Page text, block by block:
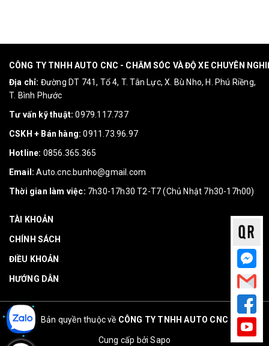
CÔNG TY TNHH AUTO CNC - CHĂM SÓC VÀ ĐỘ XE CHUYÊN
Địa chỉ: Đường DT 741, Tổ 4, T. Tân Lực, X. Bù Nho, H. Phú Riềng,
T. Bình Phước
Tư vấn kỹ thuật: 0979.117.737
CSKH + Bán hàng: 0911.73.96.97
Hotline: 0856.365.365
Email: Auto.cnc.bunho@gmail.com
Thời gian làm việc: 7h30-17h30 T2-T7 (Chủ Nhật 7h30-17h00)
TÀI KHOẢN
CHÍNH SÁCH
ĐIỀU KHOẢN
HƯỚNG DẪN
Bản quyền thuộc về CÔNG TY TNHH AUTO CNC
Cung cấp bởiSapo